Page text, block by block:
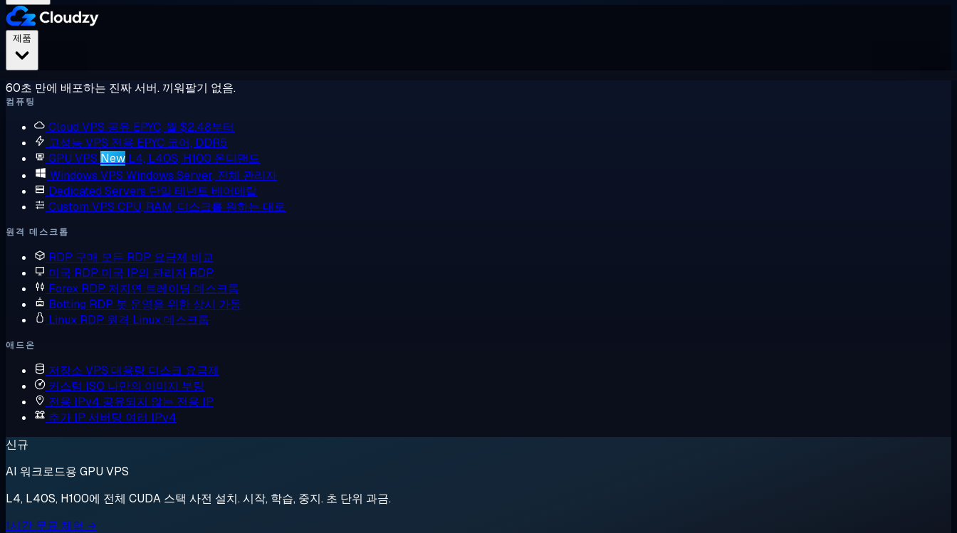
60초 만에 배포하는 진짜 서버. 끼워팔기 없음.
컴퓨팅
Cloud VPS 공유 EPYC, 월 $2.48부터
고성능 VPS 전용 EPYC 코어, DDR5
GPU VPS New L4, L40S, H100 온디맨드
Windows VPS Windows Server, 전체 관리자
Dedicated Servers 단일 테넌트 베어메탈
Custom VPS CPU, RAM, 디스크를 원하는 대로
원격 데스크톱
RDP 구매 모든 RDP 요금제 비교
미국 RDP 미국 IP의 관리자 RDP
Forex RDP 저지연 트레이딩 데스크톱
Botting RDP 봇 운영을 위한 상시 가동
Linux RDP 원격 Linux 데스크톱
애드온
저장소 VPS 대용량 디스크 요금제
커스텀 ISO 나만의 이미지 부팅
전용 IPv4 공유되지 않는 전용 IP
추가 IP 서버당 여러 IPv4
신규
AI 워크로드용 GPU VPS
L4, L40S, H100에 전체 CUDA 스택 사전 설치. 시작, 학습, 중지. 초 단위 과금.
1시간 무료 체험 →